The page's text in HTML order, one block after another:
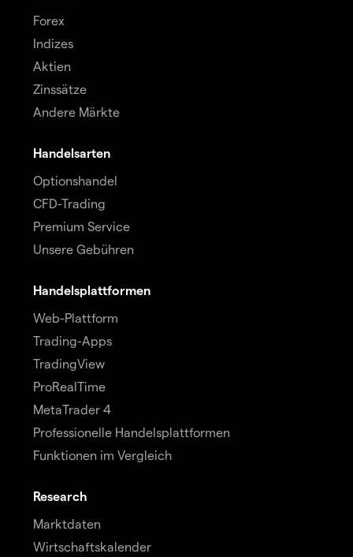
Forex
Indizes
Aktien
Zinssätze
Andere Märkte
Handelsarten
Optionshandel
CFD-Trading
Premium Service
Unsere Gebühren
Handelsplattformen
Web-Plattform
Trading-Apps
TradingView
ProRealTime
MetaTrader 4
Professionelle Handelsplattformen
Funktionen im Vergleich
Research
Marktdaten
Wirtschaftskalender